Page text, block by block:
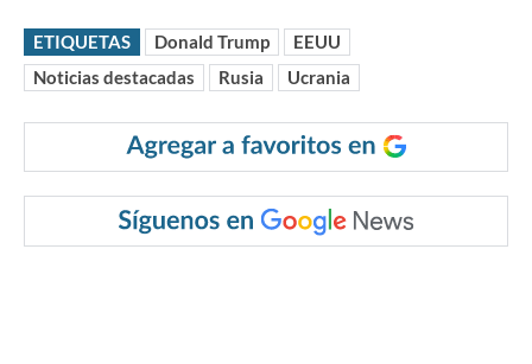
ETIQUETAS Donald Trump
EEUU
Noticias destacadas
Rusia Ucrania